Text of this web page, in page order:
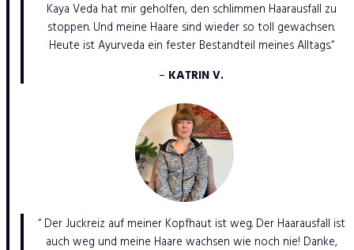
Kaya Veda hat mir geholfen, den schlimmen Haarausfall zu
stoppen. Und meine Haare sind wieder so toll gewachsen.
Heute ist Ayurveda ein fester Bestandteil meines Alltags.“
– KATRIN V.
“ Der Juckreiz auf meiner Kopfhaut ist weg. Der Haarausfall ist
auch weg und meine Haare wachsen wie noch nie! Danke,